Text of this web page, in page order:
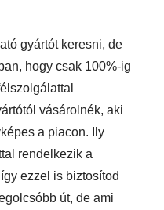
gyártót keresni, de
hogy csak 100%-ig
vásárolnék, aki
a piacon. Ily
rendelkezik a
ezzel is biztosítod
út, de ami